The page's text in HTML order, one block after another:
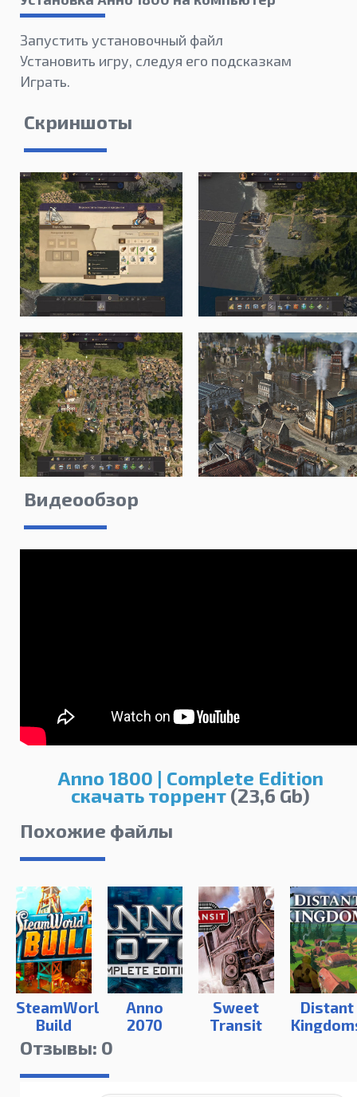
Запустить установочный файл
Установить игру, следуя его подсказкам
Играть.
Скриншоты
Видеообзор
Anno 1800 | Complete Edition
скачать торрент (23,6 Gb)
Похожие файлы
SteamWorld
Build
Anno
2070
Sweet
Transit
Distant
Отзывы: 0